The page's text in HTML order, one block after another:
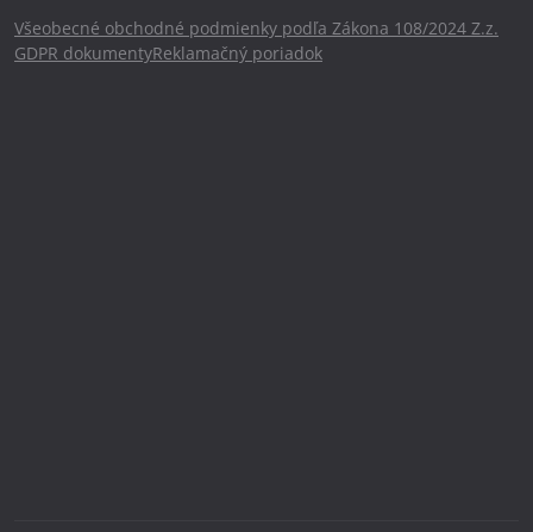
Všeobecné obchodné podmienky podľa Zákona 108/2024 Z.z.
GDPR dokumentyReklamačný poriadok